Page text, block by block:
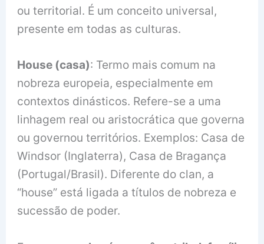
ou territorial. É um conceito universal,
presente em todas as culturas.
House (casa): Termo mais comum na
nobreza europeia, especialmente em
contextos dinásticos. Refere-se a uma
linhagem real ou aristocrática que governa
ou governou territórios. Exemplos: Casa de
Windsor (Inglaterra), Casa de Bragança
(Portugal/Brasil). Diferente do clan, a
“house” está ligada a títulos de nobreza e
sucessão de poder.